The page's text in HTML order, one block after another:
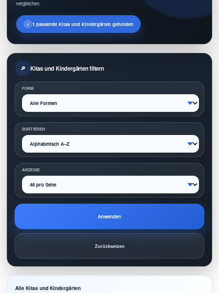
vergleichen.
1 passende Kitas und Kindergärten gefunden
Kitas und Kindergärten filtern
FORM
SORTIEREN
ANZEIGE
Anwenden
Zurücksetzen
Alle Kitas und Kindergärten